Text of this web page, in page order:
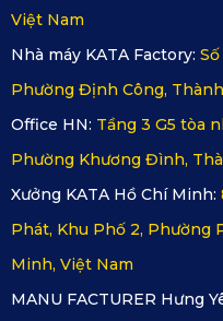
KATA cho
Chọn chất liệu
đẹp mềm mại,
nếu bạn ưu tiên
Chọn màu sắc
Việt Nam
Nhà máy KATA Factory:
Phường Định Công,
Office HN: Tầng 3 G5 tòa
Phường Khương Đình,
Xưởng KATA Hồ Chí Minh:
Phát, Khu Phố 2, Phường
Minh, Việt Nam
MANU FACTURER Hưng